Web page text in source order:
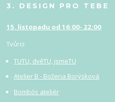
3. DESIGN PRO TEBE
15. listopadu od 16:00- 22:00
Tvůrci:
TUTU, dvěTU, jsmeTU
Atelier B - Božena Borýsková
Bombós ateliér